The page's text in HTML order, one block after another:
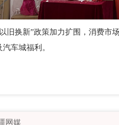
换新”政策加力扩围，消费市
车城福利。
网媒